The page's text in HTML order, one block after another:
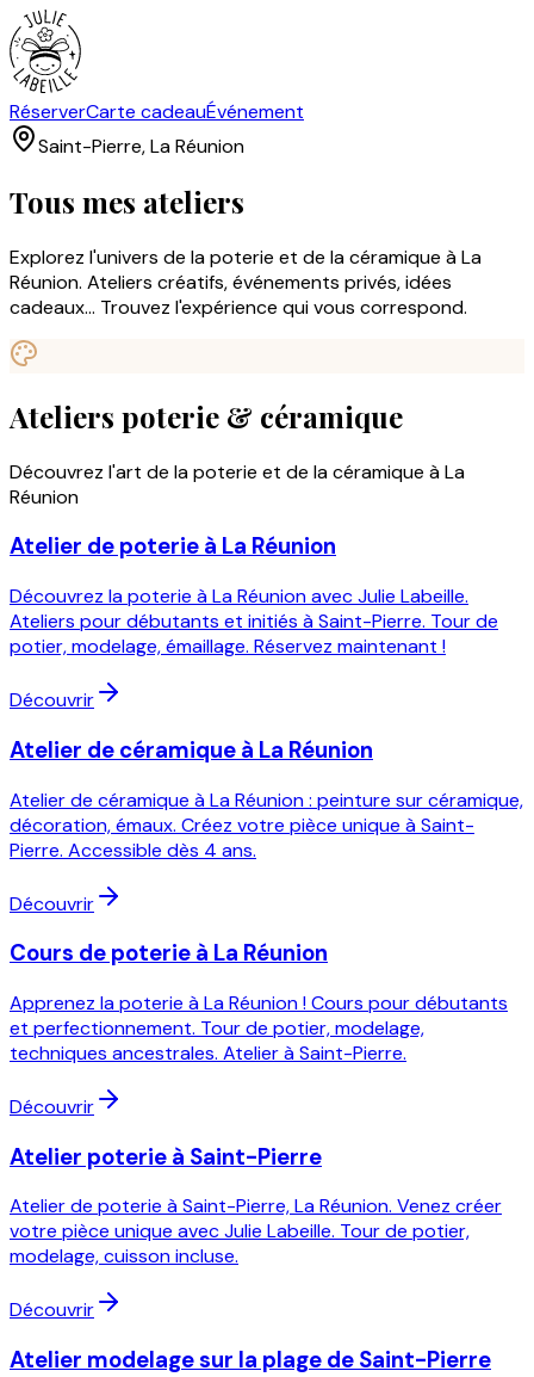
RéserverCarte cadeauÉvénement
Saint-Pierre, La Réunion
Tous mes ateliers
Explorez l'univers de la poterie et de la céramique à La
Réunion. Ateliers créatifs, événements privés, idées
cadeaux... Trouvez l'expérience qui vous correspond.
Ateliers poterie & céramique
Découvrez l'art de la poterie et de la céramique à La
Réunion
Atelier de poterie à La Réunion
Découvrez la poterie à La Réunion avec Julie Labeille.
Ateliers pour débutants et initiés à Saint-Pierre. Tour de
potier, modelage, émaillage. Réservez maintenant !
Découvrir
Atelier de céramique à La Réunion
Atelier de céramique à La Réunion : peinture sur céramique,
décoration, émaux. Créez votre pièce unique à Saint-
Pierre. Accessible dès 4 ans.
Découvrir
Cours de poterie à La Réunion
Apprenez la poterie à La Réunion ! Cours pour débutants
et perfectionnement. Tour de potier, modelage,
techniques ancestrales. Atelier à Saint-Pierre.
Découvrir
Atelier poterie à Saint-Pierre
Atelier de poterie à Saint-Pierre, La Réunion. Venez créer
votre pièce unique avec Julie Labeille. Tour de potier,
modelage, cuisson incluse.
Découvrir
Atelier modelage sur la plage de Saint-Pierre